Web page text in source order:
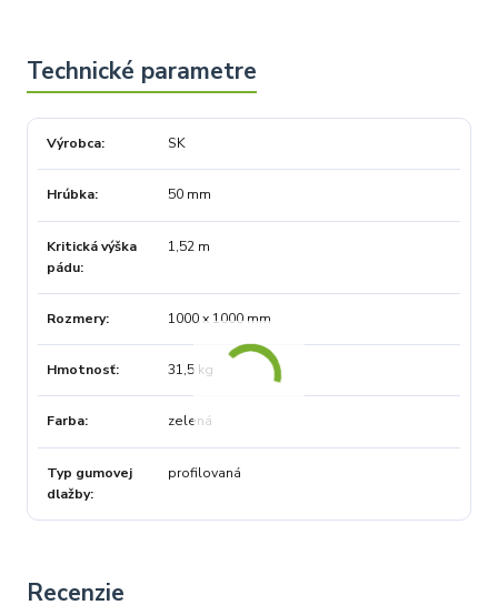
Výrobca SK
Hrúbka 50 mm
Kritická výška
pádu
1,52 m
Rozmery 1000 x 1000 mm
Hmotnosť 31,5 kg
Farba zelená
Typ gumovej
dlažby
profilovaná